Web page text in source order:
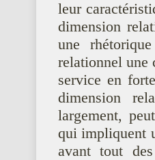
leur
dimension
une
relationnel une
service en
dimension
largement,
qui impliquent
avant tout